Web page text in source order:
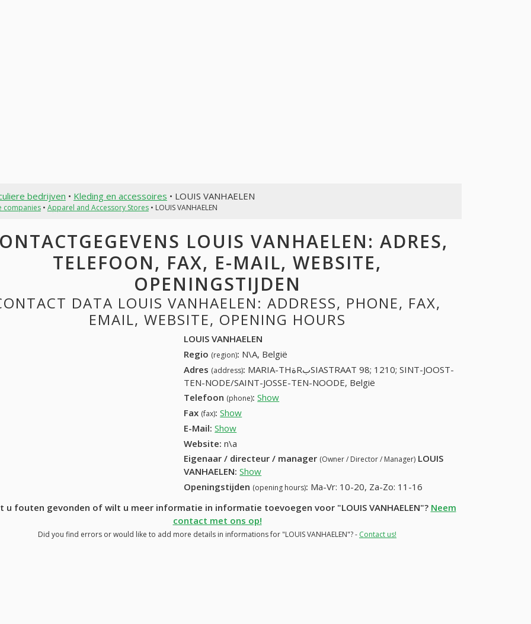
bedrijven • Kleding en accessoires • LOUIS VANHAELEN
companies• Apparel and Accessory Stores• LOUIS VANHAELEN
LOUIS VANHAELEN: ADRES,
TELEFOON, FAX, E-MAIL, WEBSITE,
OPENINGSTIJDEN
DATA LOUIS VANHAELEN: ADDRESS, PHONE, FAX,
EMAIL, WEBSITE, OPENING HOURS
LOUIS VANHAELEN
Regio (region): N\A, België
Adres (address): MARIA-THةRبSIASTRAAT 98; 1210; SINT-JOOST-
TEN-NODE/SAINT-JOSSE-TEN-NOODE, België
Telefoon (phone): Show
Fax (fax): Show
E-Mail: Show
Website: n\a
Eigenaar / directeur / manager (Owner / Director / Manager) LOUIS
VANHAELEN: Show
Openingstijden (opening hours): Ma-Vr: 10-20, Za-Zo: 11-16
u fouten gevonden of wilt u meer informatie in informatie toevoegen voor "LOUIS VANHAELEN"? Neem
contact met ons op!
Did you find errors or would like to add more details in informations for "LOUIS VANHAELEN"? - Contact us!